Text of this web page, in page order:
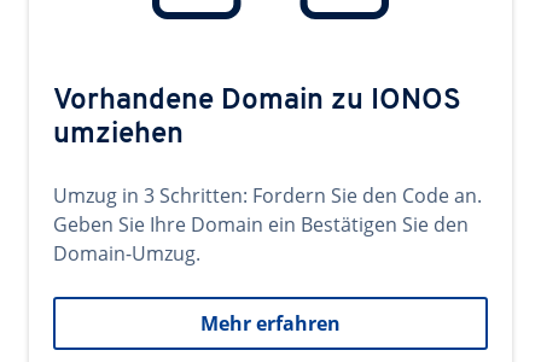
Vorhandene Domain zu IONOS
umziehen
Umzug in 3 Schritten: Fordern Sie den Code an.
Geben Sie Ihre Domain ein Bestätigen Sie den
Domain-Umzug.
Mehr erfahren